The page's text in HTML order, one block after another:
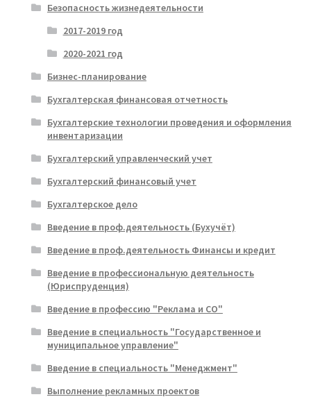
Безопасность жизнедеятельности
2017-2019 год
2020-2021 год
Бизнес-планирование
Бухгалтерская финансовая отчетность
Бухгалтерские технологии проведения и оформления
инвентаризации
Бухгалтерский управленческий учет
Бухгалтерский финансовый учет
Бухгалтерское дело
Введение в проф.деятельность (Бухучёт)
Введение в проф.деятельность Финансы и кредит
Введение в профессиональную деятельность
(Юриспруденция)
Введение в профессию "Реклама и СО"
Введение в специальность "Государственное и
муниципальное управление"
Введение в специальность "Менеджмент"
Выполнение рекламных проектов